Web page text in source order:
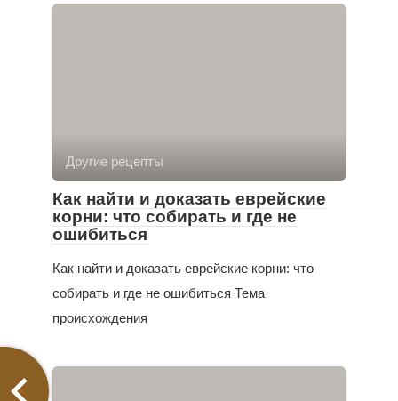
Другие рецепты
Как найти и доказать еврейские
корни: что собирать и где не
ошибиться
Как найти и доказать еврейские корни: что
собирать и где не ошибиться Тема
происхождения